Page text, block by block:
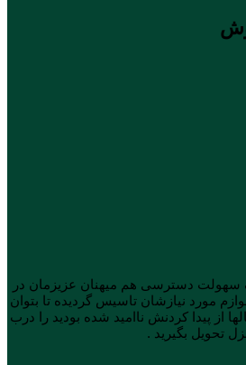
سهولت دسترسی هم میهنان عزیزمان در
مورد نیازشان تاسیس گردیده تا بتوان
از پیدا کردنش ناامید شده بودید را درب
تحویل بگیرید .